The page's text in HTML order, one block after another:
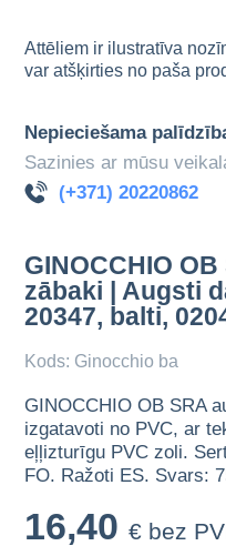
Attēliem ir ilustratīva
var atšķirties no paša
Nepieciešama
Sazinies ar mūsu
(+371) 20220862
GINOCCHIO
zābaki | Augsti
20347, balti,
Kods: Ginocchio ba
GINOCCHIO OB SRA
izgatavoti no PVC, ar
eļļizturīgu PVC zoli.
FO. Ražoti ES. Svars:
16,40 € bez